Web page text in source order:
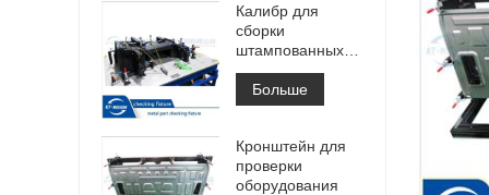
Калибр для
сборки
штампованных
деталей
Больше
Кронштейн для
проверки
оборудования